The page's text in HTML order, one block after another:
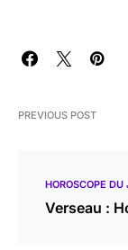
PREVIOUS POST
HOROSCOPE DU
Verseau :